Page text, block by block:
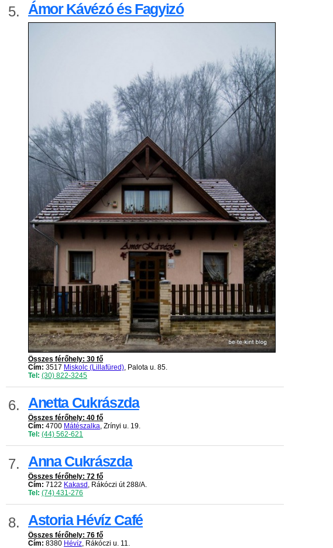
5. Ámor Kávézó és Fagyizó
Összes férőhely: 30 fő
Cím: 3517 Miskolc (Lillafüred) , Palota u. 85.
Tel: (30) 822-3245
6. Anetta Cukrászda
Összes férőhely: 40 fő
Cím: 4700 Mátészalka, Zrínyi u. 19.
Tel: (44) 562-621
7. Anna Cukrászda
Összes férőhely: 72 fő
Cím: 7122 Kakasd , Rákóczi út 288/A.
Tel: (74) 431-276
8. Astoria Hévíz Café
Összes férőhely: 76 fő
Cím: 8380 Hévíz, Rákóczi u. 11.